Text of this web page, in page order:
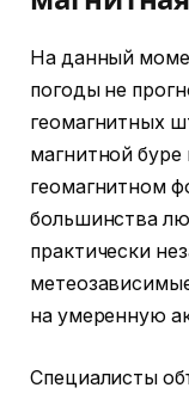
На данный
погоды не
геомагнитных
магнитной
геомагнитном
большинства
практически
на умеренную
Специалисты